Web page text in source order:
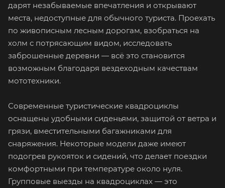
дарят незабываемые впечатления и открывают
места, недоступные для обычного туриста. Проехать
по живописным лесным дорогам, взобраться на
холм с потрясающим видом, исследовать
заброшенные деревни — всё это становится
возможным благодаря вездеходным качествам
мототехники.
Современные туристические квадроциклы
оснащены удобными сиденьями, защитой от ветра и
грязи, вместительными багажниками для
снаряжения. Некоторые модели даже имеют
подогрев рукояток и сидений, что делает поездки
комфортными при температуре около нуля.
Групповые выезды на квадроциклах — это